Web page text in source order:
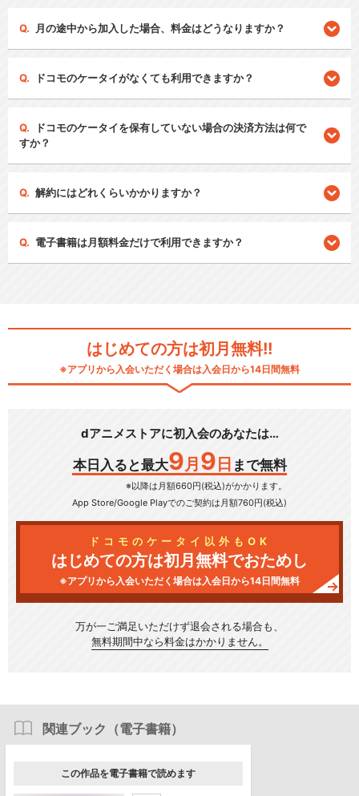
月の途中から加入した場合、料金はどうなりますか？
ドコモのケータイがなくても利用できますか？
ドコモのケータイを保有していない場合の決済方法は何で
すか？
解約にはどれくらいかかりますか？
電子書籍は月額料金だけで利用できますか？
はじめての方は初月無料!!
※アプリから入会いただく場合は入会日から14日間無料
dアニメストアに初入会のあなたは…
本日入ると最大9 月 9 日 まで無料
※以降は月額660円(税込)がかかります。
App Store/Google Playでのご契約は月額760円(税込)
ドコモのケータイ以外もOK
はじめての方は初月無料でおためし
※アプリから入会いただく場合は入会日から14日間無料
万が一ご満足いただけず退会される場合も、
無料期間中なら料金はかかりません。
関連ブック（電子書籍）
この作品を電子書籍で読めます